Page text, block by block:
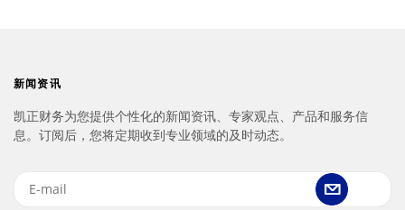
新闻资讯
凯正财务为您提供个性化的新闻资讯、专家观点、产品和服务信
息。订阅后，您将定期收到专业领域的及时动态。